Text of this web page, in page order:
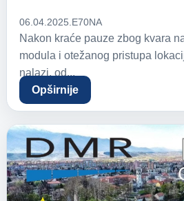
06.04.2025. E70NA
Nakon kraće pauze zbog kvara
modula i otežanog pristupa
nalazi, od...
Opširnije